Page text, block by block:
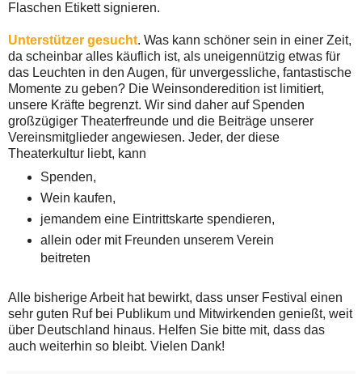
Flaschen Etikett signieren.
Unterstützer gesucht. Was kann schöner sein in einer Zeit,
da scheinbar alles käuflich ist, als uneigennützig etwas für
das Leuchten in den Augen, für unvergessliche, fantastische
Momente zu geben? Die Weinsonderedition ist limitiert,
unsere Kräfte begrenzt. Wir sind daher auf Spenden
großzügiger Theaterfreunde und die Beiträge unserer
Vereinsmitglieder angewiesen. Jeder, der diese
Theaterkultur liebt, kann
Spenden,
Wein kaufen,
jemandem eine Eintrittskarte spendieren,
allein oder mit Freunden unserem Verein
beitreten
Alle bisherige Arbeit hat bewirkt, dass unser Festival einen
sehr guten Ruf bei Publikum und Mitwirkenden genießt, weit
über Deutschland hinaus. Helfen Sie bitte mit, dass das
auch weiterhin so bleibt. Vielen Dank!